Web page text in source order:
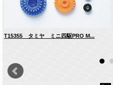
T15355 タミヤ ミニ四駆PRO M...